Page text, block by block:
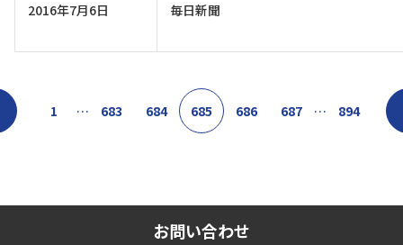
2016年7月6日 毎日新聞
1 … 683 684 685 686 687 … 894
お問い合わせ